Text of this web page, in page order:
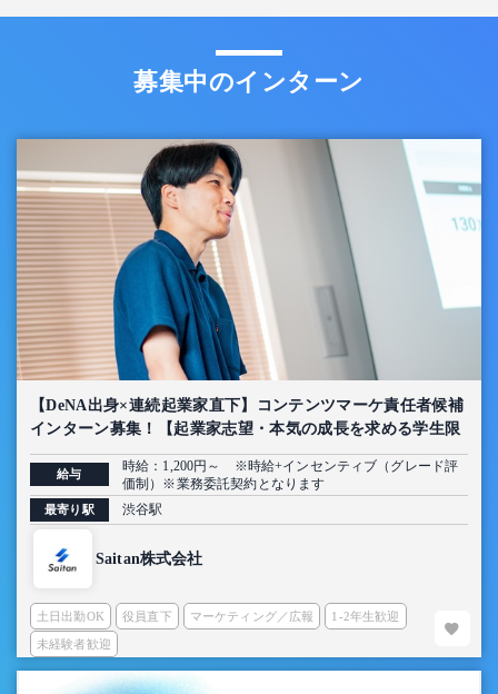
募集中のインターン
【DeNA出身×連続起業家直下】コンテンツマーケ責任者候補
インターン募集！【起業家志望・本気の成長を求める学生限
定】
給与
時給：1,200円～ ※時給+インセンティブ（グレード評
価制）※業務委託契約となります
最寄り駅 渋谷駅
Saitan株式会社
土日出勤OK 役員直下 マーケティング／広報 1-2年生歓迎
未経験者歓迎